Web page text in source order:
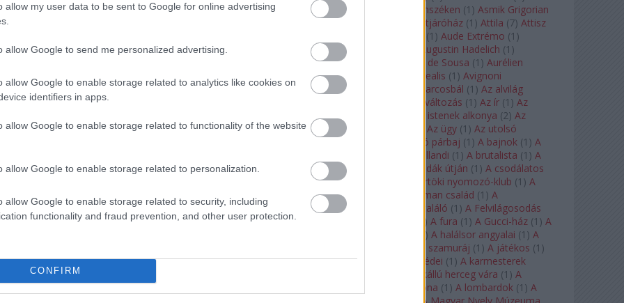
allow my user data to be sent to Google for online advertising
allow Google to send me personalized advertising.
allow Google to enable storage related to analytics like cookies on
identifiers in apps.
allow Google to enable storage related to functionality of the website
allow Google to enable storage related to personalization.
allow Google to enable storage related to security, including
functionality and fraud prevention, and other user protection.
CONFIRM
CÍME:
trackback/id/15687764
esetén forduljon a blog szerkesztőjéhez. Részletek a
tájékoztatóban.
Ascher Tamás Háromszéken (1 ) Asmik Grigorian
(2) Átjáróház (1 ) Attila (7) Attisz
(1 ) Aude Extrémo (1 )
Audrey Hepburn
Augustin Hadelich (1 )
Aurelianus
Aurelia de Sousa (1 ) Aurélien
Pascal
Aurora borealis (1 ) Avignoni
szerelmesek
Az álarcosbál (1 ) Az alvilág
Az átváltozás (1 ) Az ír (1 ) Az
isenheimi oltár
Az istenek alkonya (2) Az
olvasás éjszakája
Az ügy (1 ) Az utolsó
mohikán
Az utolsó párbaj (1 ) A bajnok (1 ) A
A bolygó hollandi (1 ) A brutalista (1 ) A
Chorus Line
A csodák útján (1 ) A csodálatos
mandarin
A csütörtöki nyomozó-klub (1 ) A
doktor úr
A Fabelman család (1 ) A
félkegyelmű
A feltaláló (1 ) A Felvilágosodás
) A fura (1 ) A Gucci-ház (1 ) A
) A halálsor angyalai (1 ) A
A hét szamuráj (1 ) A játékos (1 )
A karmeliták párbeszédei (1 ) A karmesterek
A kékszakállú herceg vára (1 ) A
A korona (1 ) A lombardok (1 ) A